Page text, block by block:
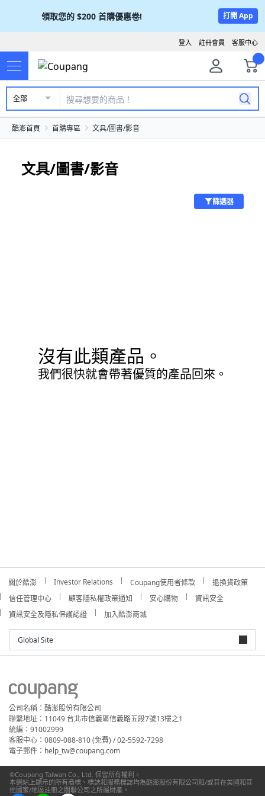
領取您的 $200 首購優惠卷! 打開 App
客服中心
註冊會員
登入
全部
酷澎首頁 首購專區 文具/圖書/影音
文具/圖書/影音
篩選器
沒有此類產品。
我們很快就會帶著優質的產品回來。
關於酷澎 Investor Relations Coupang使用者條款
退換貨政策
信任管理中心
顧客隱私權政策通知 安心購物
資訊安全
資訊安全及隱私保護認證
加入酷澎商城
Global Site
公司名稱：酷澎股份有限公司
聯繫地址：11049 台北市信義區信義路五段7號13樓之1
統編：91002999
客服中心：0809-088-810 (免費) / 02-5592-7298
電子郵件：help_tw@coupang.com
©Coupang Taiwan Co., Ltd. 保留所有權利。
本網站上顯示的所有商標、標誌和服務標誌均為酷澎股份有限公司和/或其在美國和其
他國家/地區註冊之關聯公司之所屬財產。